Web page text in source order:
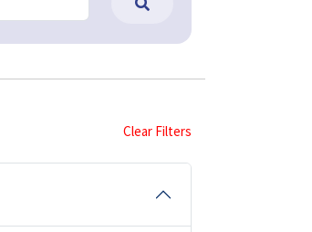
Clear Filters